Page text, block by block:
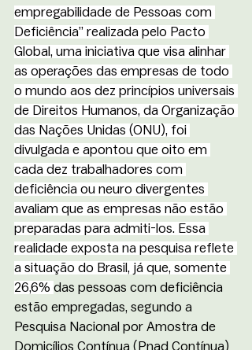
empregabilidade de Pessoas com
Deficiência” realizada pelo Pacto
Global, uma iniciativa que visa alinhar
as operações das empresas de todo
o mundo aos dez princípios universais
de Direitos Humanos, da Organização
das Nações Unidas (ONU), foi
divulgada e apontou que oito em
cada dez trabalhadores com
deficiência ou neuro divergentes
avaliam que as empresas não estão
preparadas para admiti-los. Essa
realidade exposta na pesquisa reflete
a situação do Brasil, já que, somente
26,6% das pessoas com deficiência
estão empregadas, segundo a
Pesquisa Nacional por Amostra de
Domicílios Contínua (Pnad Contínua)